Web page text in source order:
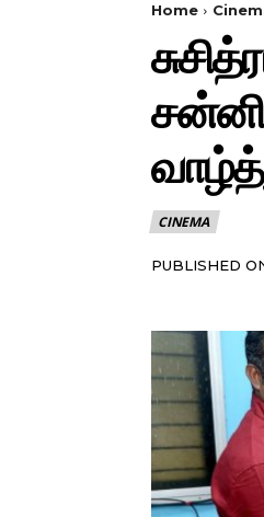
Home
CINEMA
PUBLISHED